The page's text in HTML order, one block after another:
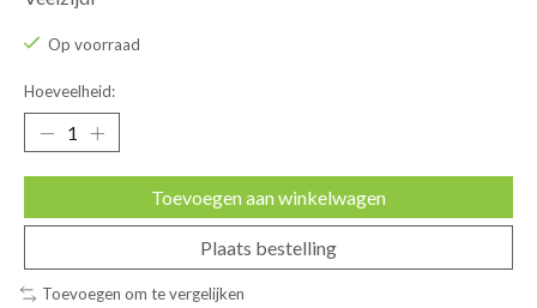
Op voorraad
Hoeveelheid:
Toevoegen aan winkelwagen
Plaats bestelling
Toevoegen om te vergelijken